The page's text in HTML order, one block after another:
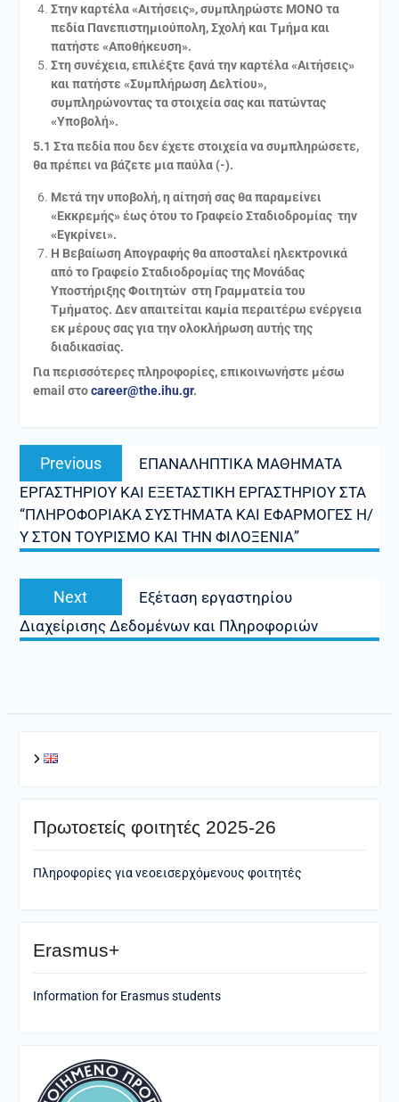
Στην καρτέλα «Αιτήσεις», συμπληρώστε ΜΟΝΟ τα
πεδία Πανεπιστημιούπολη, Σχολή και Τμήμα και
πατήστε «Αποθήκευση».
Στη συνέχεια, επιλέξτε ξανά την καρτέλα «Αιτήσεις»
και πατήστε «Συμπλήρωση Δελτίου»,
συμπληρώνοντας τα στοιχεία σας και πατώντας
«Υποβολή».
5.1 Στα πεδία που δεν έχετε στοιχεία να συμπληρώσετε,
θα πρέπει να βάζετε μια παύλα (-).
Μετά την υποβολή, η αίτησή σας θα παραμείνει
«Εκκρεμής» έως ότου το Γραφείο Σταδιοδρομίας την
«Εγκρίνει».
Η Βεβαίωση Απογραφής θα αποσταλεί ηλεκτρονικά
από το Γραφείο Σταδιοδρομίας της Μονάδας
Υποστήριξης Φοιτητών στη Γραμματεία του
Τμήματος. Δεν απαιτείται καμία περαιτέρω ενέργεια
εκ μέρους σας για την ολοκλήρωση αυτής της
διαδικασίας.
Για περισσότερες πληροφορίες, επικοινωνήστε μέσω
email στοcareer@the.ihu.gr.
Πλοήγηση
άρθρων
Previous
post:
ΕΠΑΝΑΛΗΠΤΙΚΑ ΜΑΘΗΜΑΤΑ
ΕΡΓΑΣΤΗΡΙΟΥ ΚΑΙ ΕΞΕΤΑΣΤΙΚΗ ΕΡΓΑΣΤΗΡΙΟΥ ΣΤΑ
“ΠΛΗΡΟΦΟΡΙΑΚΑ ΣΥΣΤΗΜΑΤΑ ΚΑΙ ΕΦΑΡΜΟΓΕΣ Η/
Υ ΣΤΟΝ ΤΟΥΡΙΣΜΟ ΚΑΙ ΤΗΝ ΦΙΛΟΞΕΝΙΑ”
Next
Next
post:
Εξέταση εργαστηρίου
Διαχείρισης Δεδομένων και Πληροφοριών
Πρωτοετείς φοιτητές 2025-26
Πληροφορίες για νεοεισερχόμενους φοιτητές
Erasmus+
Information for Erasmus students